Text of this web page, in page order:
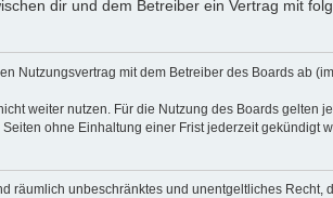
dir und dem Betreiber ein Vertrag mit
Nutzungsvertrag mit dem Betreiber des Boards ab
weiter nutzen. Für die Nutzung des Boards gelten
ohne Einhaltung einer Frist jederzeit gekündigt
räumlich unbeschränktes und unentgeltliches Recht,